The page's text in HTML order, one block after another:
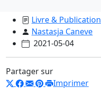
Livre & Publication
Nastasja Caneve
2021-05-04
Partager sur
Imprimer